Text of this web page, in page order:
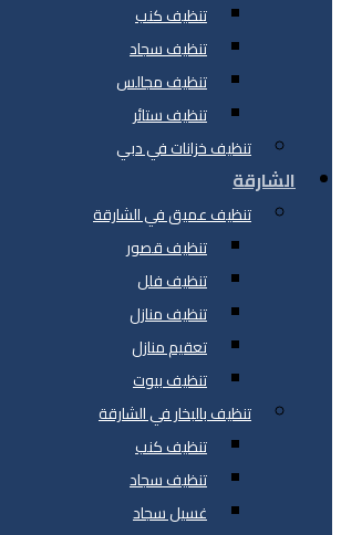
تنظيف كنب
تنظيف سجاد
تنظيف مجالس
تنظيف ستائر
تنظيف خزانات في دبي
الشارقة
تنظيف عميق في الشارقة
تنظيف قصور
تنظيف فلل
تنظيف منازل
تعقيم منازل
تنظيف بيوت
تنظيف بالبخار في الشارقة
تنظيف كنب
تنظيف سجاد
غسيل سجاد